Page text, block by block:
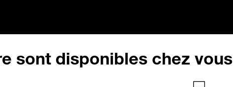
sont disponibles chez vous